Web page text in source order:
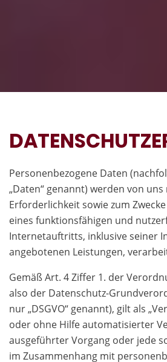
Personenbezogene Daten
„Daten“ genannt) werden von
Erforderlichkeit sowie zum
eines funktionsfähigen und
Internetauftritts, inklusive seiner
angebotenen Leistungen,
Gemäß Art. 4 Ziffer 1. der
also der Datenschutz-
nur „DSGVO“ genannt), gilt als
oder ohne Hilfe automatisierter
ausgeführter Vorgang oder jede
im Zusammenhang mit